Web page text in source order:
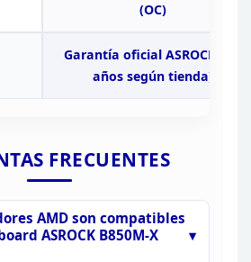
(OC)
Garantía oficial ASROCK (1-2
años según tienda)
FRECUENTES
AMD son compatibles
ASROCK B850M-X